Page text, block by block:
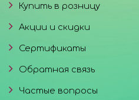
Купить в розницу
Акции и скидки
Сертификаты
Обратная связь
Частые вопросы